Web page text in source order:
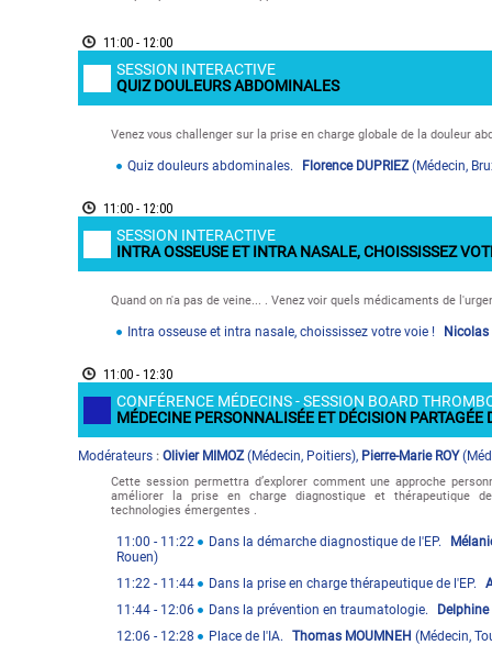
11:00 - 12:00
SESSION INTERACTIVE
QUIZ DOULEURS ABDOMINALES
Venez vous challenger sur la prise en charge globale de la douleur
Quiz douleurs abdominales. Florence DUPRIEZ(Médecin,
11:00 - 12:00
SESSION INTERACTIVE
INTRA OSSEUSE ET INTRA NASALE, CHOISSISSEZ
Quand on n'a pas de veine... . Venez voir quels médicaments de
Intra osseuse et intra nasale, choississez votre voie ! Nicolas
11:00 - 12:30
CONFÉRENCE MÉDECINS - SESSION BOARD
MÉDECINE PERSONNALISÉE ET DÉCISION PARTAGÉE
Modérateurs : Olivier MIMOZ(Médecin, Poitiers), Pierre-Marie ROY(
Cette session permettra d’explorer comment une approche
améliorer la prise en charge diagnostique et thérapeutique
technologies émergentes .
11:00 - 11:22 Dans la démarche diagnostique de l'EP.
Rouen)
11:22 - 11:44 Dans la prise en charge thérapeutique de l'EP.
11:44 - 12:06 Dans la prévention en traumatologie.
Delphine
12:06 - 12:28 Place de l'IA. Thomas MOUMNEH (Médecin,